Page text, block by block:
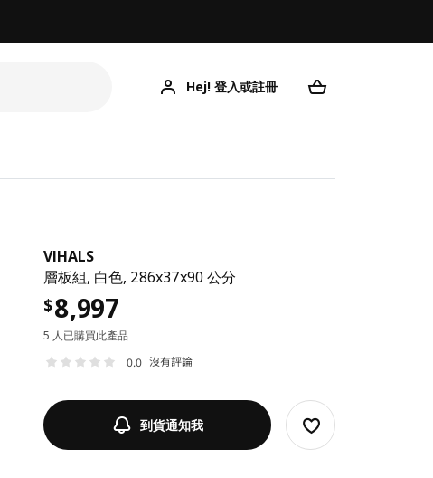
Hej! 登入或註冊
VIHALS
層板組, 白色, 286x37x90 公分
$8,997
5 人已購買此產品
0.0 沒有評論
到貨通知我